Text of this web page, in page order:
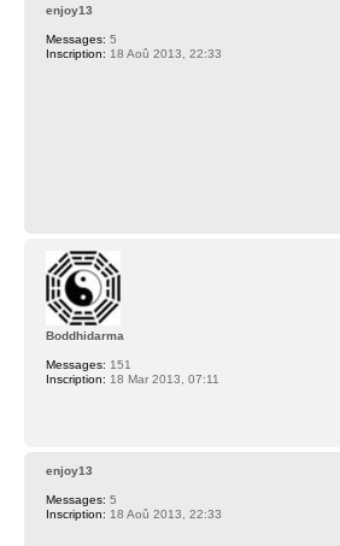
enjoy13
Messages: 5
Inscription: 18 Aoû 2013, 22:33
Boddhidarma
Messages: 151
Inscription: 18 Mar 2013, 07:11
enjoy13
Messages: 5
Inscription: 18 Aoû 2013, 22:33